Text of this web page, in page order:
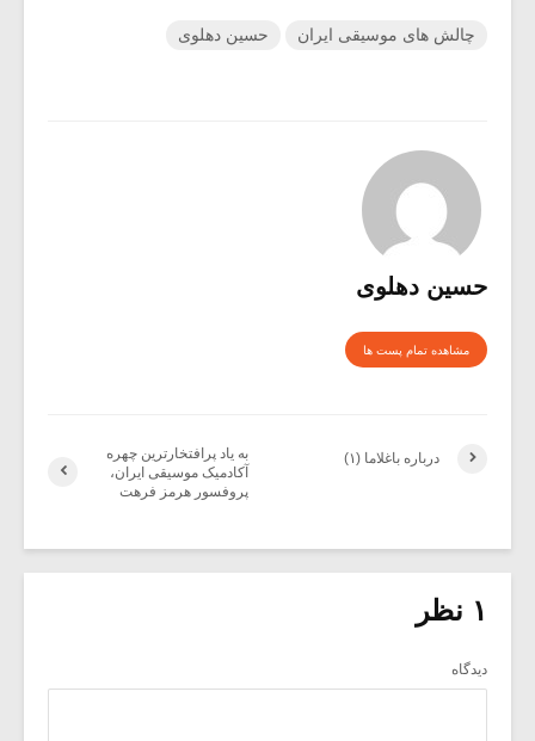
چالش های موسیقی ایران حسین دهلوی
حسین دهلوی
مشاهده تمام پست ها
به یاد پرافتخارترین چهره
آکادمیک موسیقی ایران،
پروفسور هرمز فرهت
درباره باغلاما (۱)
۱ نظر
دیدگاه